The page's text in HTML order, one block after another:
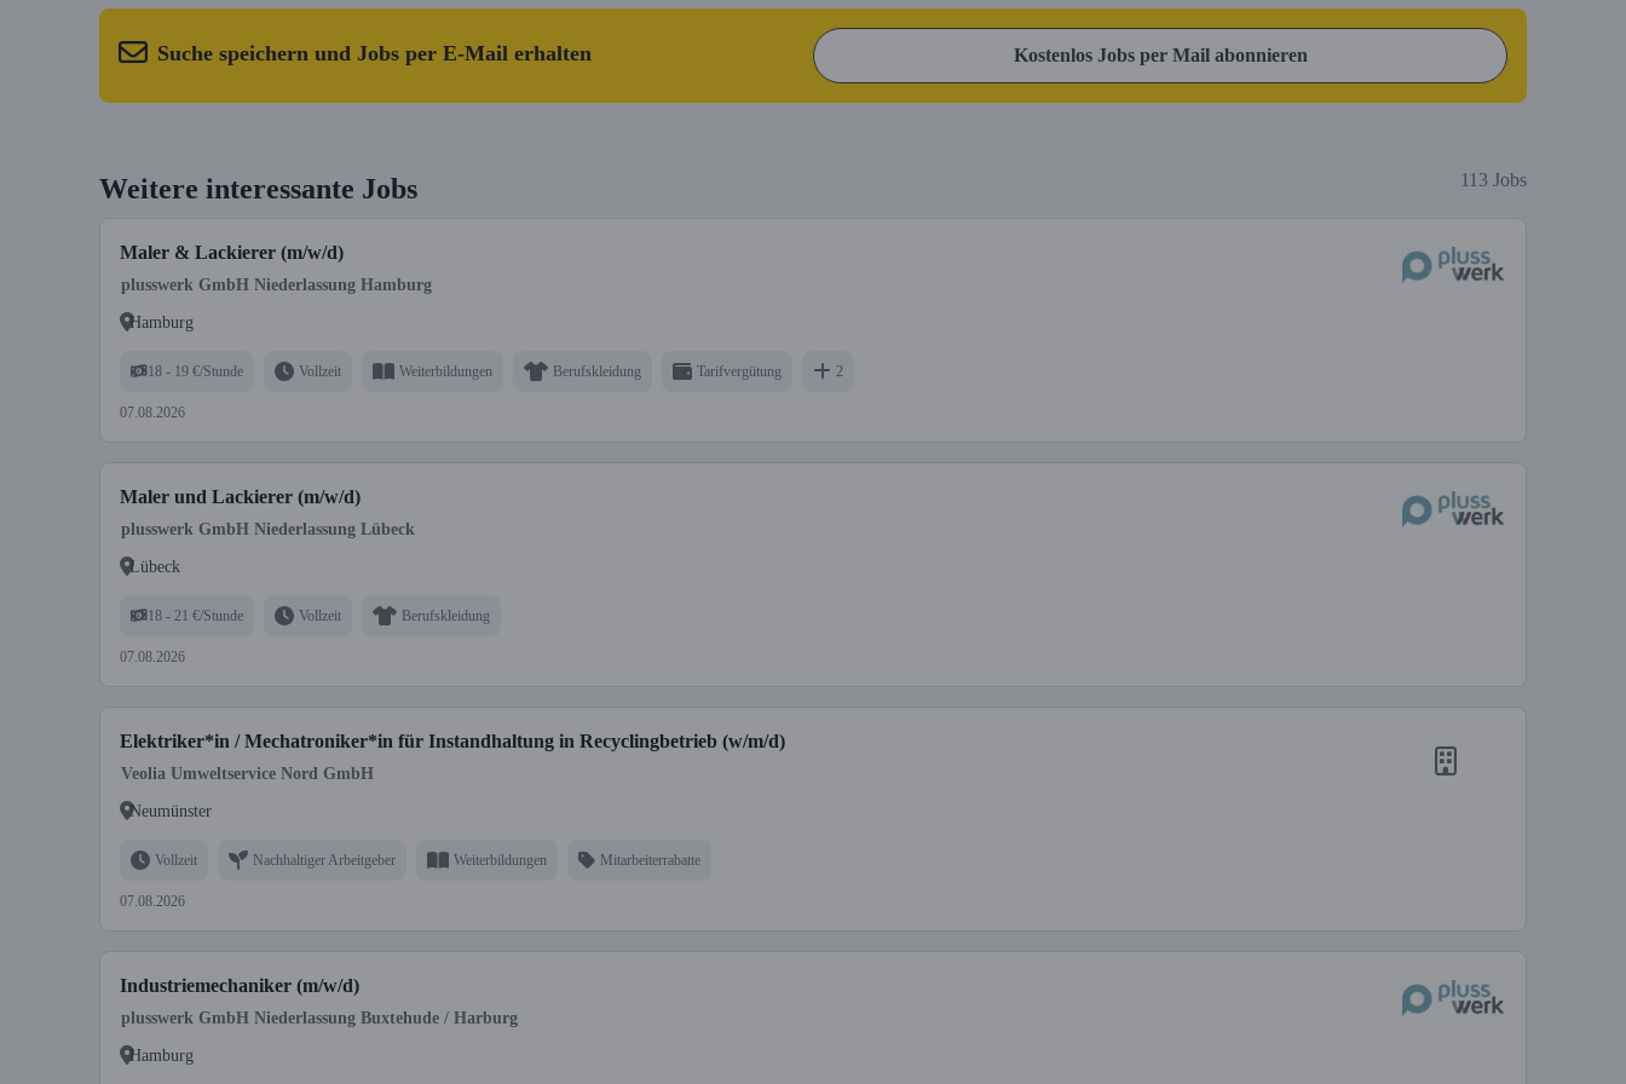
Suche speichern und Jobs per E-Mail erhalten Kostenlos Jobs per Mail abonnieren
Weitere interessante Jobs 113 Jobs
Maler & Lackierer (m/w/d)
plusswerk GmbH Niederlassung Hamburg
Hamburg
18 - 19 €/Stunde Vollzeit Weiterbildungen Berufskleidung Tarifvergütung 2
07.08.2026
Maler und Lackierer (m/w/d)
plusswerk GmbH Niederlassung Lübeck
Lübeck
18 - 21 €/Stunde Vollzeit Berufskleidung
07.08.2026
Elektriker*in / Mechatroniker*in für Instandhaltung in Recyclingbetrieb (w/m/d)
Veolia Umweltservice Nord GmbH
Neumünster
Vollzeit Nachhaltiger Arbeitgeber Weiterbildungen Mitarbeiterrabatte
07.08.2026
Industriemechaniker (m/w/d)
plusswerk GmbH Niederlassung Buxtehude / Harburg
Hamburg